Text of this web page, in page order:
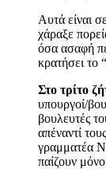
Αυτά είναι
χάραξε
όσα ασαφή
κρατήσει το
Στο τρίτο
υπουργοί/
βουλευτές
απέναντί
γραμματέα
παίζουν